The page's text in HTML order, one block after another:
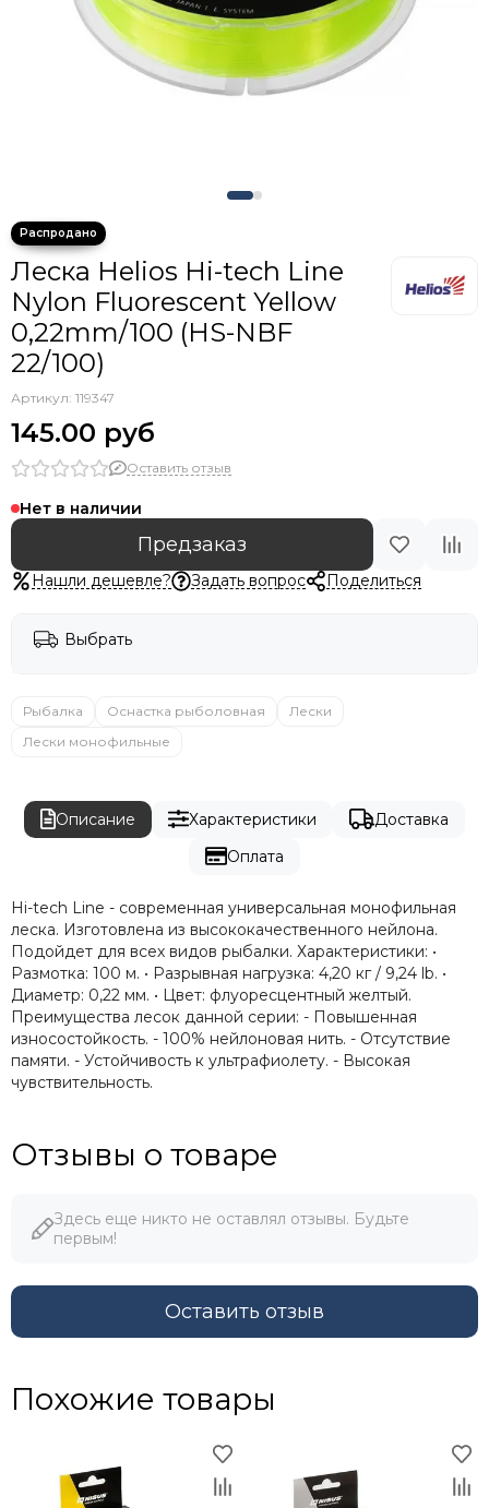
Крючки тройники с каплей
Леска Helios Hi-tech Line
Nylon Fluorescent Yellow
0,22mm/100 (HS-NBF
22/100)
Артикул: 119347
145.00 руб
Оставить отзыв
Нет в наличии
Предзаказ
Нашли дешевле? Задать вопрос Поделиться
Выбрать
Рыбалка Оснастка рыболовная
Лески
Лески монофильные
Описание Характеристики
Доставка
Оплата
Hi-tech Line - современная универсальная монофильная
леска. Изготовлена из высококачественного нейлона.
Подойдет для всех видов рыбалки. Характеристики: •
Размотка: 100 м. • Разрывная нагрузка: 4,20 кг / 9,24 lb. •
Диаметр: 0,22 мм. • Цвет: флуоресцентный желтый.
Преимущества лесок данной серии: - Повышенная
износостойкость. - 100% нейлоновая нить. - Отсутствие
памяти. - Устойчивость к ультрафиолету. - Высокая
чувствительность.
Отзывы о товаре
Здесь еще никто не оставлял отзывы. Будьте
первым!
Оставить отзыв
Похожие товары